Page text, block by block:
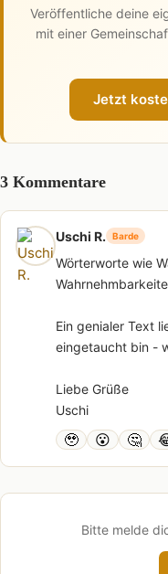
Veröffentliche deine
mit einer
Jetzt
3 Kommentare
Uschi R. Barde
Wörterworte wie
Ein genialer Text
eingetaucht bin -
Liebe Grüße
Uschi
🥹 😮 🤔
Bitte melde